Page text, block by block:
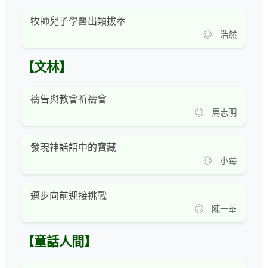
牧師兒子學醫出類拔萃
◎ 浩然
【文林】
禱告與教會祈禱會
◎ 馬志明
發現神話語中的寶藏
◎ 小莓
邁步向前迎接挑戰
◎ 陳一華
【童話人間】